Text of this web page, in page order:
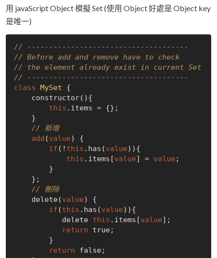
用 javaScript Object 模擬 Set (使用 Object 好處是 Object key
是唯一)
// -------------------------------------
// Before add and remove have to check
// the element already exist in current Set
// -------------------------------------
class
MySet {
this .items = {};
// 新增
add (value) {
if (! this .has(value)){
this .items[value] = value ;
// 刪除
    delete(
value) {
if (this .has(value)){
           delete
this .items[value];
return
true;
return
false;